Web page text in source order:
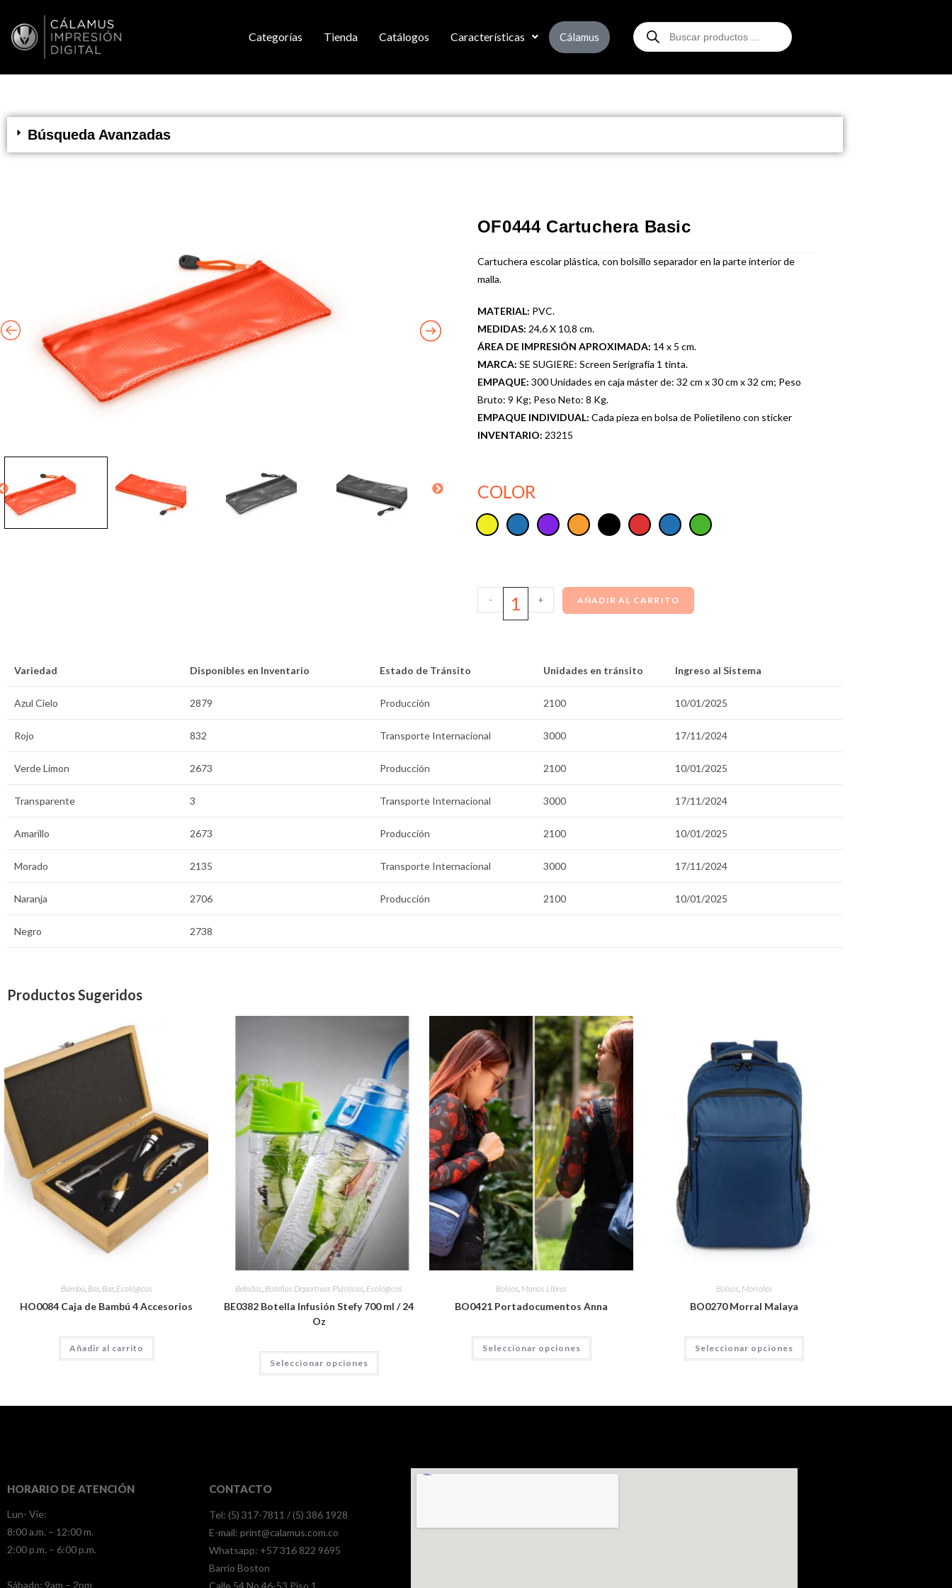
Categorías Tienda Catálogos Características Cálamus
Búsqueda Avanzadas
OF0444 Cartuchera Basic
Cartuchera escolar plástica, con bolsillo separador en la parte interior de
malla.
MATERIAL: PVC.
MEDIDAS: 24,6 X 10,8 cm.
ÁREA DE IMPRESIÓN APROXIMADA: 14 x 5 cm.
MARCA: SE SUGIERE: Screen Serigrafía 1 tinta.
EMPAQUE: 300 Unidades en caja máster de: 32 cm x 30 cm x 32 cm; Peso
Bruto: 9 Kg; Peso Neto: 8 Kg.
EMPAQUE INDIVIDUAL: Cada pieza en bolsa de Polietileno con sticker
INVENTARIO: 23215
COLOR
- + AÑADIR AL CARRITO
Variedad Disponibles en Inventario Estado de Tránsito Unidades en tránsito Ingreso al Sistema
Azul Cielo 2879 Producción 2100 10/01/2025
Rojo 832 Transporte Internacional 3000 17/11/2024
Verde Limon 2673 Producción 2100 10/01/2025
Transparente 3 Transporte Internacional 3000 17/11/2024
Amarillo 2673 Producción 2100 10/01/2025
Morado 2135 Transporte Internacional 3000 17/11/2024
Naranja 2706 Producción 2100 10/01/2025
Negro 2738
Productos Sugeridos
Bambú, Bar, Bar, Ecológicos
HO0084 Caja de Bambú 4 Accesorios
Añadir al carrito
Bebidas, Botellas Deportivas Plásticas, Ecológicos
BE0382 Botella Infusión Stefy 700 ml / 24
Oz
Seleccionar opciones
Bolsos, Manos Libres
BO0421 Portadocumentos Anna
Seleccionar opciones
Bolsos, Morrales
BO0270 Morral Malaya
Seleccionar opciones
HORARIO DE ATENCIÓN
Lun- Vie:
8:00 a.m. – 12:00 m.
2:00 p.m. – 6:00 p.m.
​​Sábado: 9am – 2pm
CONTACTO
Tel: (5) 317-7811 / (5) 386 1928
E-mail: print@calamus.com.co
Whatsapp: +57 316 822 9695
Barrio Boston
Calle 54 No.46-53 Piso 1.